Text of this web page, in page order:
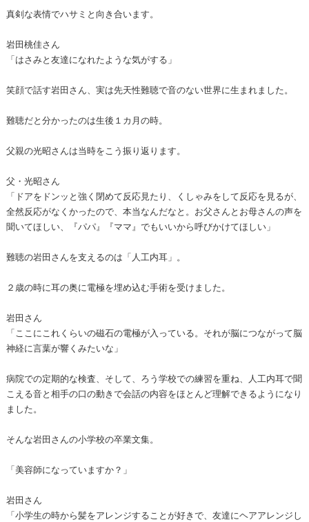
真剣な表情でハサミと向き合います。
岩田桃佳さん
「はさみと友達になれたような気がする」
笑顔で話す岩田さん、実は先天性難聴で音のない世界に生まれました。
難聴だと分かったのは生後１カ月の時。
父親の光昭さんは当時をこう振り返ります。
父・光昭さん
「ドアをドンッと強く閉めて反応見たり、くしゃみをして反応を見るが、
全然反応がなくかったので、本当なんだなと。お父さんとお母さんの声を
聞いてほしい、『パパ』『ママ』でもいいから呼びかけてほしい」
難聴の岩田さんを支えるのは「人工内耳」。
２歳の時に耳の奥に電極を埋め込む手術を受けました。
岩田さん
「ここにこれくらいの磁石の電極が入っている。それが脳につながって脳
神経に言葉が響くみたいな」
病院での定期的な検査、そして、ろう学校での練習を重ね、人工内耳で聞
こえる音と相手の口の動きで会話の内容をほとんど理解できるようになり
ました。
そんな岩田さんの小学校の卒業文集。
「美容師になっていますか？」
岩田さん
「小学生の時から髪をアレンジすることが好きで、友達にヘアアレンジし